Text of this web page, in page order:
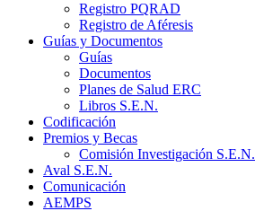
Registro PQRAD
Registro de Aféresis
Guías y Documentos
Guías
Documentos
Planes de Salud ERC
Libros S.E.N.
Codificación
Premios y Becas
Comisión Investigación S.E.N.
Aval S.E.N.
Comunicación
AEMPS